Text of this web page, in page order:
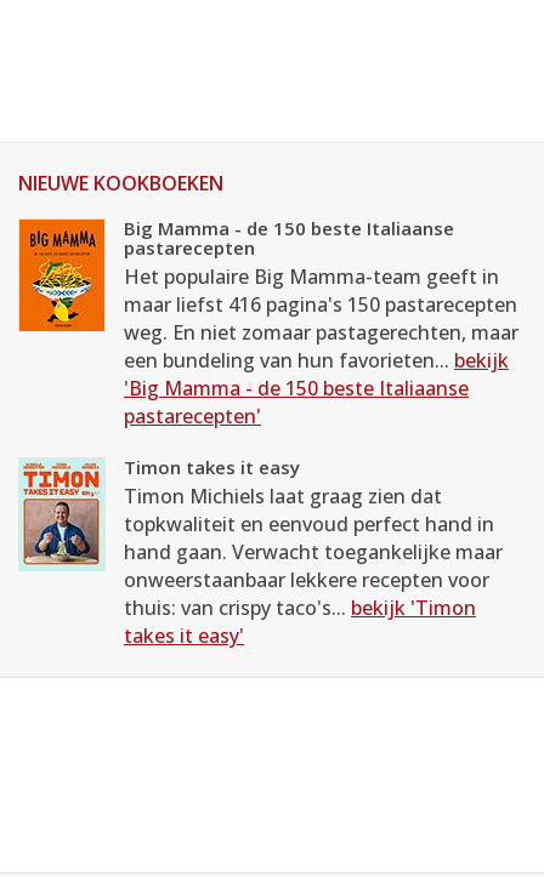
NIEUWE KOOKBOEKEN
Big Mamma - de 150 beste Italiaanse
pastarecepten
Het populaire Big Mamma-team geeft in
maar liefst 416 pagina's 150 pastarecepten
weg. En niet zomaar pastagerechten, maar
een bundeling van hun favorieten... bekijk
'Big Mamma - de 150 beste Italiaanse
pastarecepten'
Timon takes it easy
Timon Michiels laat graag zien dat
topkwaliteit en eenvoud perfect hand in
hand gaan. Verwacht toegankelijke maar
onweerstaanbaar lekkere recepten voor
thuis: van crispy taco's... bekijk 'Timon
takes it easy'